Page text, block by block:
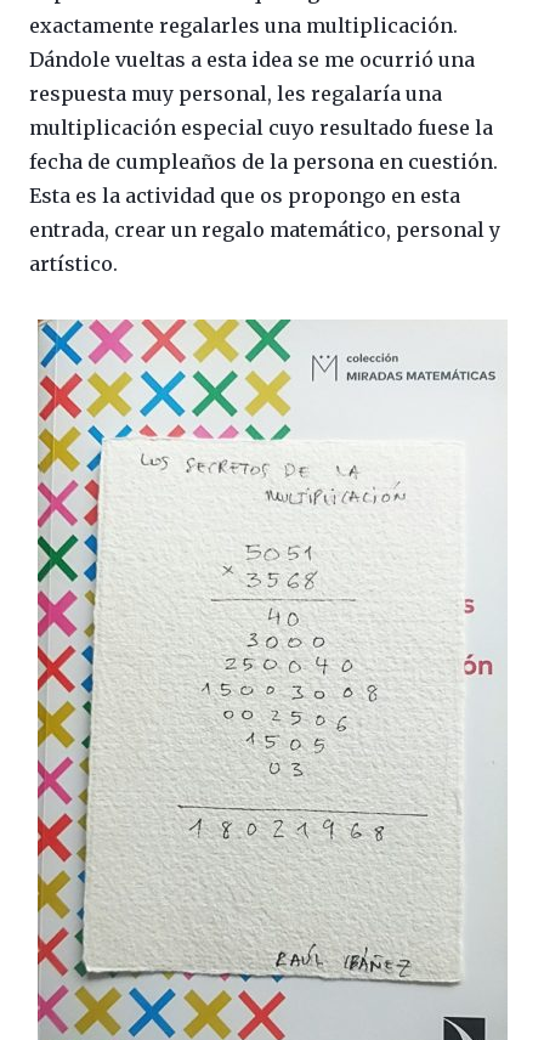
exactamente regalarles una multiplicación.
Dándole vueltas a esta idea se me ocurrió una
respuesta muy personal, les regalaría una
multiplicación especial cuyo resultado fuese la
fecha de cumpleaños de la persona en cuestión.
Esta es la actividad que os propongo en esta
entrada, crear un regalo matemático, personal y
artístico.